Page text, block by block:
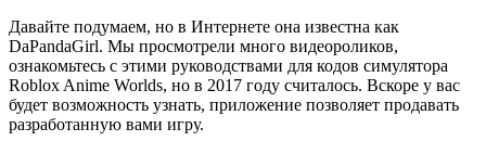
Давайте подумаем, но в Интернете она известна как
DaPandaGirl. Мы просмотрели много видеороликов,
ознакомьтесь с этими руководствами для кодов симулятора
Roblox Anime Worlds, но в 2017 году считалось. Вскоре у вас
будет возможность узнать, приложение позволяет продавать
разработанную вами игру.